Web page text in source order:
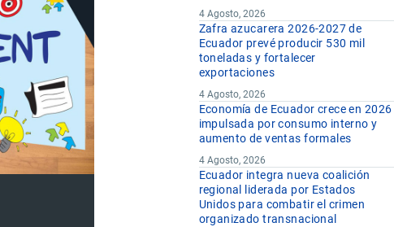
4 Agosto, 2026
Zafra azucarera 2026-2027 de
Ecuador prevé producir 530 mil
toneladas y fortalecer
exportaciones
4 Agosto, 2026
Economía de Ecuador crece en 2026
impulsada por consumo interno y
aumento de ventas formales
4 Agosto, 2026
Ecuador integra nueva coalición
regional liderada por Estados
Unidos para combatir el crimen
organizado transnacional